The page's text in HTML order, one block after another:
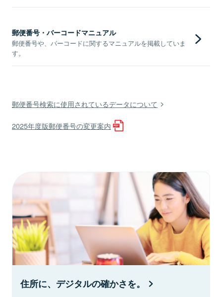
郵便番号・バーコードマニュアル
郵便番号や、バーコードに関するマニュアルを掲載していま
す。
郵便番号検索に使用されているデータについて
2025年度版郵便番号の変更案内
住所に、デジタルの確かさを。